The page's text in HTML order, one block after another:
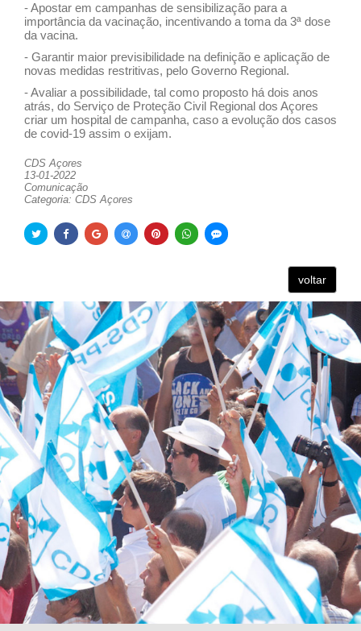
- Apostar em campanhas de sensibilização para a
importância da vacinação, incentivando a toma da 3ª dose
da vacina.
- Garantir maior previsibilidade na definição e aplicação de
novas medidas restritivas, pelo Governo Regional.
- Avaliar a possibilidade, tal como proposto há dois anos
atrás, do Serviço de Proteção Civil Regional dos Açores
criar um hospital de campanha, caso a evolução dos casos
de covid-19 assim o exijam.
CDS Açores
13-01-2022
Comunicação
Categoria: CDS Açores
voltar